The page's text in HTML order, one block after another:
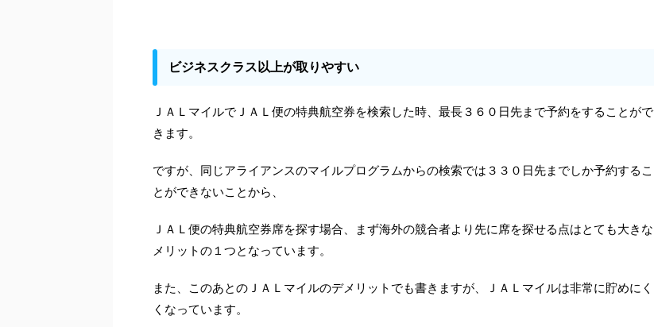
ビジネスクラス以上が取りやすい
ＪＡＬマイルでＪＡＬ便の特典航空券を検索した時、最長３６０日先まで予約をすることがで
きます。
ですが、同じアライアンスのマイルプログラムからの検索では３３０日先までしか予約するこ
とができないことから、
ＪＡＬ便の特典航空券席を探す場合、まず海外の競合者より先に席を探せる点はとても大きな
メリットの１つとなっています。
また、このあとのＪＡＬマイルのデメリットでも書きますが、ＪＡＬマイルは非常に貯めにく
くなっています。